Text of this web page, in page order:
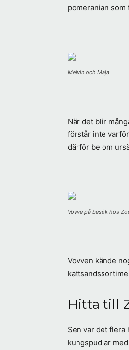
pomeranian
Melvin och Maja
När det blir
förstår inte
därför be om
Vovve på besök hos
Vovven kände
Hitta till
Sen var det flera
kungspudlar